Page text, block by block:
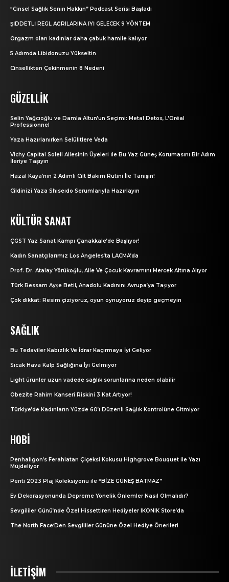
“Cinsel Sağlık Senin Hakkın” Podcast Serisi Başladı
ŞİDDETLİ REGL AĞRILARINA İYİ GELECEK 9 YÖNTEM
Orgazm olan kadınlar daha çabuk hamile kalıyor
5 Adımda Libidonuzu Yükseltin
Cinsellikten Çekinmenin 8 Nedeni
GÜZELLIK
Selin Yağcıoğlu ve Damla Altun’un Seçimi: Metal Detox, L’Oréal
Professionnel
Yaza Hazırlanırken Selülitlere Veda
Vichy Capital Soleil Ailesinin Üyeleri İle Bu Yaz Güneş Korumasını Bir Adım
İleriye Taşıyın
Hazal Kaya’nın 2 Adımlı Cilt Bakım Rutini İle Tanışın!
Cildinizi Yaza Shıseıdo Serumlarıyla Hazırlayın
KÜLTÜR SANAT
ÇGST Yaz Sanat Kampı Çanakkale’de Başlıyor!
Kadın Sanatçılarımız Los Angeles’ta LACMA’da
Prof. Dr. Atalay Yörükoğlu, Aile Ve Çocuk Kavramını Mercek Altına Alıyor
Türk Ressam Ayşe Betil, Anadolu Kadınını Avrupa’ya Taşıyor
Çok dikkat: Resim çiziyoruz, oyun oynuyoruz deyip geçmeyin
SAĞLIK
Bu Tedaviler Kabızlık Ve İdrar Kaçırmaya İyi Geliyor
Sıcak Hava Kalp Sağlığına İyi Gelmiyor
Light ürünler uzun vadede sağlık sorunlarına neden olabilir
Obezite Rahim Kanseri Riskini 3 Kat Artıyor!
Türkiye’de Kadınların Yüzde 60’ı Düzenli Sağlık Kontrolüne Gitmiyor
HOBI
Penhaligon’s Ferahlatan Çiçeksi Kokusu Highgrove Bouquet ile Yazı
Müjdeliyor
Penti 2023 Plaj Koleksiyonu ile “BİZE GÜNEŞ BATMAZ”
Ev Dekorasyonunda Depreme Yönelik Önlemler Nasıl Olmalıdır?
Sevgililer Günü’nde Özel Hissettiren Hediyeler IKONIK Store’da
The North Face‘Den Sevgililer Gününe Özel Hediye Önerileri
İLETİŞİM